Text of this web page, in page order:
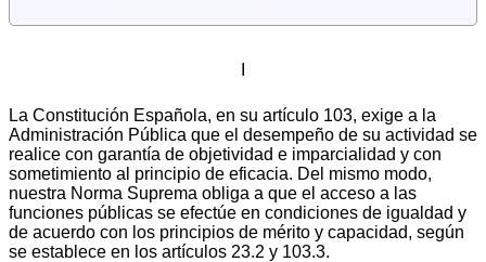
La Constitución Española, en su artículo 103, exige a la
Administración Pública que el desempeño de su actividad se
realice con garantía de objetividad e imparcialidad y con
sometimiento al principio de eficacia. Del mismo modo,
nuestra Norma Suprema obliga a que el acceso a las
funciones públicas se efectúe en condiciones de igualdad y
de acuerdo con los principios de mérito y capacidad, según
se establece en los artículos 23.2 y 103.3.